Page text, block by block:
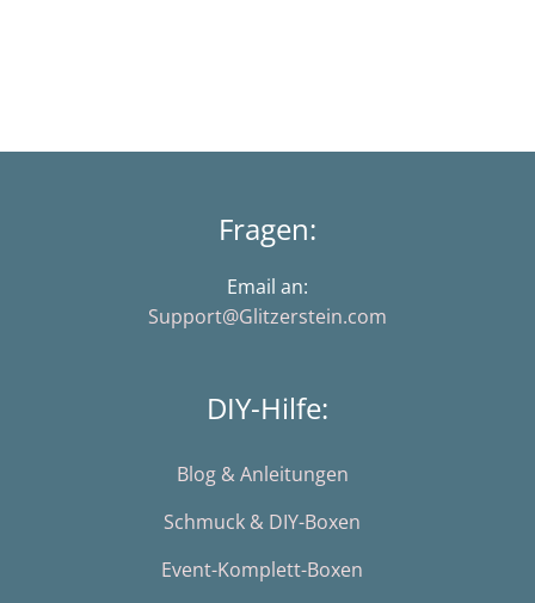
Fragen:
Email an:
Support@Glitzerstein.com
DIY-Hilfe:
Blog & Anleitungen
Schmuck & DIY-Boxen
Event-Komplett-Boxen